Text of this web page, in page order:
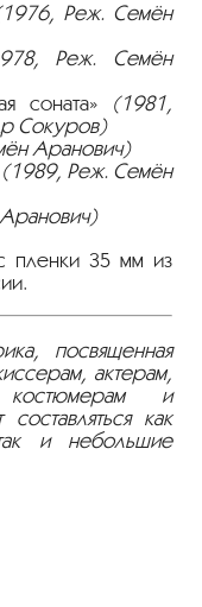
Реж. Семён
Реж. Семён
соната» (1981,
Сокуров)
Аранович)
(1989, Реж. Семён
пленки 35 мм из
посвященная
актерам,
костюмерам и
как
и небольшие